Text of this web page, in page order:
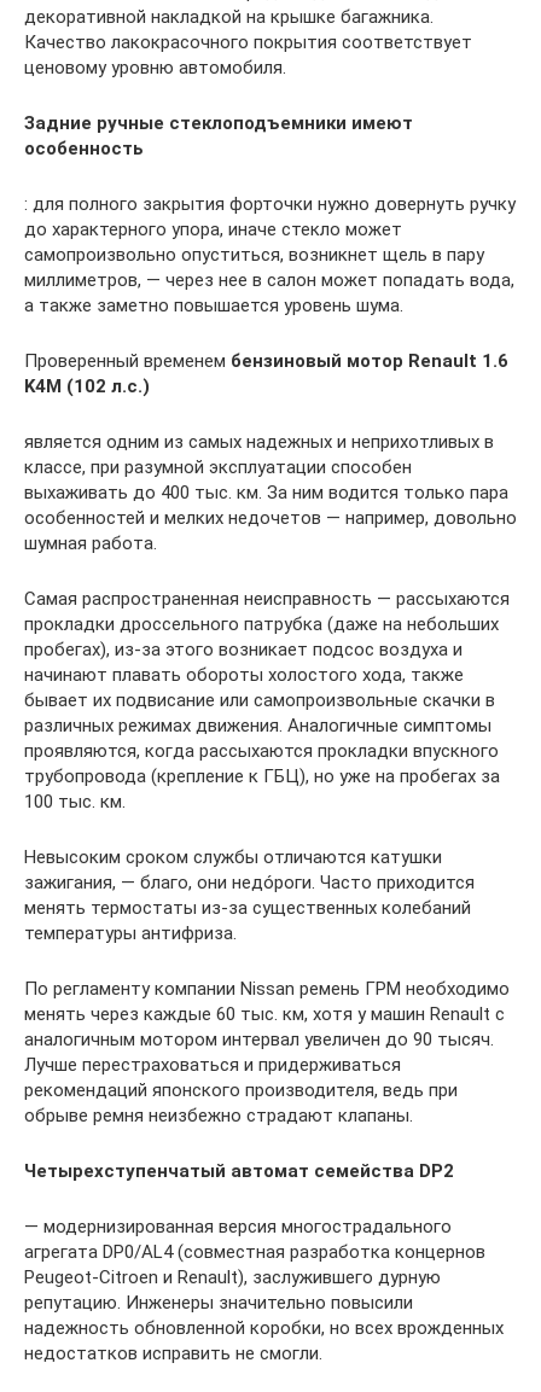
декоративной накладкой на крышке багажника.
Качество лакокрасочного покрытия соответствует
ценовому уровню автомобиля.
Задние ручные стеклоподъемники имеют
особенность
: для полного закрытия форточки нужно довернуть ручку
до характерного упора, иначе стекло может
самопроизвольно опуститься, возникнет щель в пару
миллиметров, — через нее в салон может попадать вода,
а также заметно повышается уровень шума.
Проверенный временем бензиновый мотор Renault 1.6
K4M (102 л.с.)
является одним из самых надежных и неприхотливых в
классе, при разумной эксплуатации способен
выхаживать до 400 тыс. км. За ним водится только пара
особенностей и мелких недочетов — например, довольно
шумная работа.
Самая распространенная неисправность — рассыхаются
прокладки дроссельного патрубка (даже на небольших
пробегах), из-за этого возникает подсос воздуха и
начинают плавать обороты холостого хода, также
бывает их подвисание или самопроизвольные скачки в
различных режимах движения. Аналогичные симптомы
проявляются, когда рассыхаются прокладки впускного
трубопровода (крепление к ГБЦ), но уже на пробегах за
100 тыс. км.
Невысоким сроком службы отличаются катушки
зажигания, — благо, они недóроги. Часто приходится
менять термостаты из-за существенных колебаний
температуры антифриза.
По регламенту компании Nissan ремень ГРМ необходимо
менять через каждые 60 тыс. км, хотя у машин Renault с
аналогичным мотором интервал увеличен до 90 тысяч.
Лучше перестраховаться и придерживаться
рекомендаций японского производителя, ведь при
обрыве ремня неизбежно страдают клапаны.
Четырехступенчатый автомат семейства DP2
— модернизированная версия многострадального
агрегата DP0/AL4 (совместная разработка концернов
Peugeot-Citroen и Renault), заслужившего дурную
репутацию. Инженеры значительно повысили
надежность обновленной коробки, но всех врожденных
недостатков исправить не смогли.